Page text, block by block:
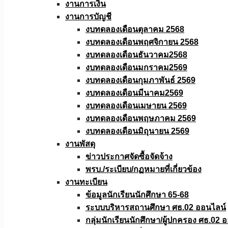
งานการเงิน
งานการบัญชี
งบทดลองเดือนตุลาคม 2568
งบทดลองเดือนพฤศจิกายน 2568
งบทดลองเดือนธันวาคม2568
งบทดลองเดือนมกราคม2569
งบทดลองเดือนกุมภาพันธ์ 2569
งบทดลองเดือนมีนาคม2569
งบทดลองเดือนเมษายน 2569
งบทดลองเดือนพฤษภาคม 2569
งบทดลองเดือนมิถุนายน 2569
งานพัสดุ
ข่าวประกาศจัดซื้อจัดจ้าง
พรบ./ระเบียบ/กฏหมายที่เกี่ยวข้อง
งานทะเบียน
ข้อมูลนักเรียนนักศึกษา 65-68
ระบบบริหารสถานศึกษา ศธ.02 ออนไลน์
กลุ่มนักเรียนนักศึกษา/ผู้ปกครอง ศธ.02